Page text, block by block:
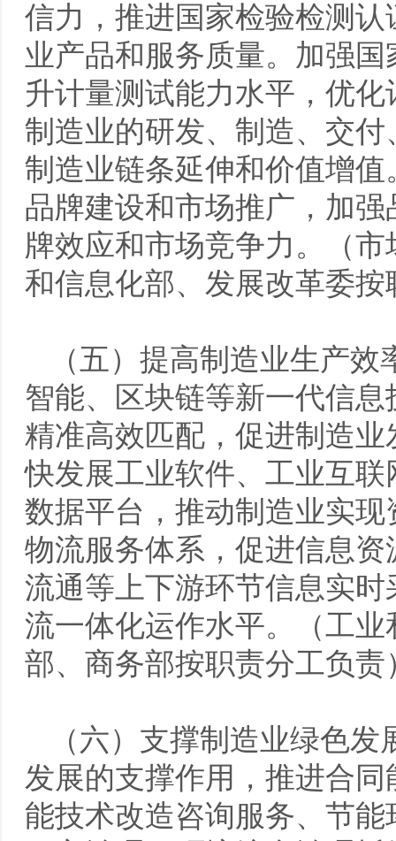
信力，推进国家检验检测
业产品和服务质量。加强
升计量测试能力水平，优
制造业的研发、制造、交
制造业链条延伸和价值增
品牌建设和市场推广，加
牌效应和市场竞争力。（
和信息化部、发展改革委
（五）提高制造业生产
智能、区块链等新一代信
精准高效匹配，促进制造
快发展工业软件、工业互
数据平台，推动制造业实
物流服务体系，促进信息
流通等上下游环节信息实
流一体化运作水平。（工
部、商务部按职责分工负责
（六）支撑制造业绿色
发展的支撑作用，推进合
能技术改造咨询服务、节